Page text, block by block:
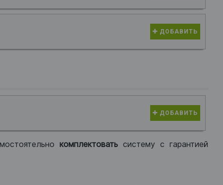
ДОБАВИТЬ
ДОБАВИТЬ
комплектоватьсистему с гарантией